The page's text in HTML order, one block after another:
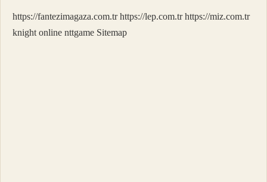
https://fantezimagaza.com.tr https://lep.com.tr https://miz.com.tr
knight online nttgame Sitemap